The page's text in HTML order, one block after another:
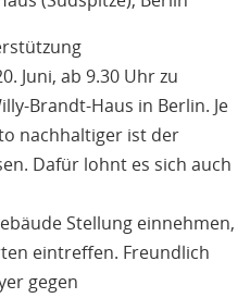
Juni, ab 9.30 Uhr zu
Brandt-Haus in Berlin. Je
nachhaltiger ist der
Dafür lohnt es sich auch
Stellung einnehmen,
eintreffen. Freundlich
gegen